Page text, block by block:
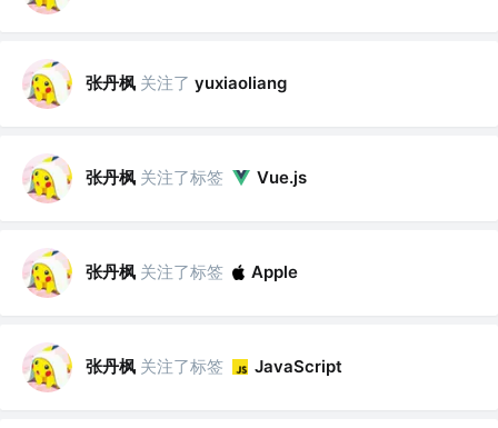
张丹枫 关注了 yuxiaoliang
张丹枫 关注了标签 Vue.js
张丹枫 关注了标签 Apple
张丹枫 关注了标签 JavaScript